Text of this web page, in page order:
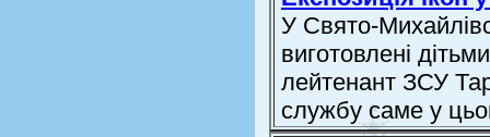
У Свято-
виготовлені
лейтенант ЗСУ
службу саме у